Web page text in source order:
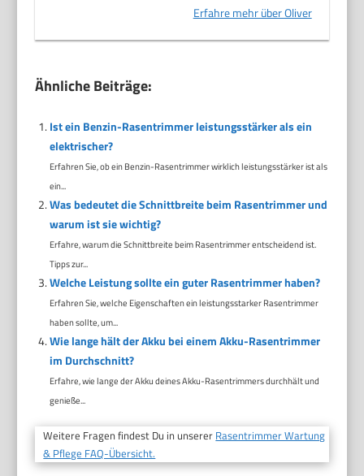
Erfahre mehr über Oliver
Ähnliche Beiträge:
Ist ein Benzin-Rasentrimmer leistungsstärker als ein
elektrischer?
Erfahren Sie, ob ein Benzin-Rasentrimmer wirklich leistungsstärker ist als
ein...
Was bedeutet die Schnittbreite beim Rasentrimmer und
warum ist sie wichtig?
Erfahre, warum die Schnittbreite beim Rasentrimmer entscheidend ist.
Tipps zur...
Welche Leistung sollte ein guter Rasentrimmer haben?
Erfahren Sie, welche Eigenschaften ein leistungsstarker Rasentrimmer
haben sollte, um...
Wie lange hält der Akku bei einem Akku-Rasentrimmer
im Durchschnitt?
Erfahre, wie lange der Akku deines Akku-Rasentrimmers durchhält und
genieße...
Weitere Fragen findest Du in unserer Rasentrimmer Wartung
& Pflege FAQ-Übersicht.